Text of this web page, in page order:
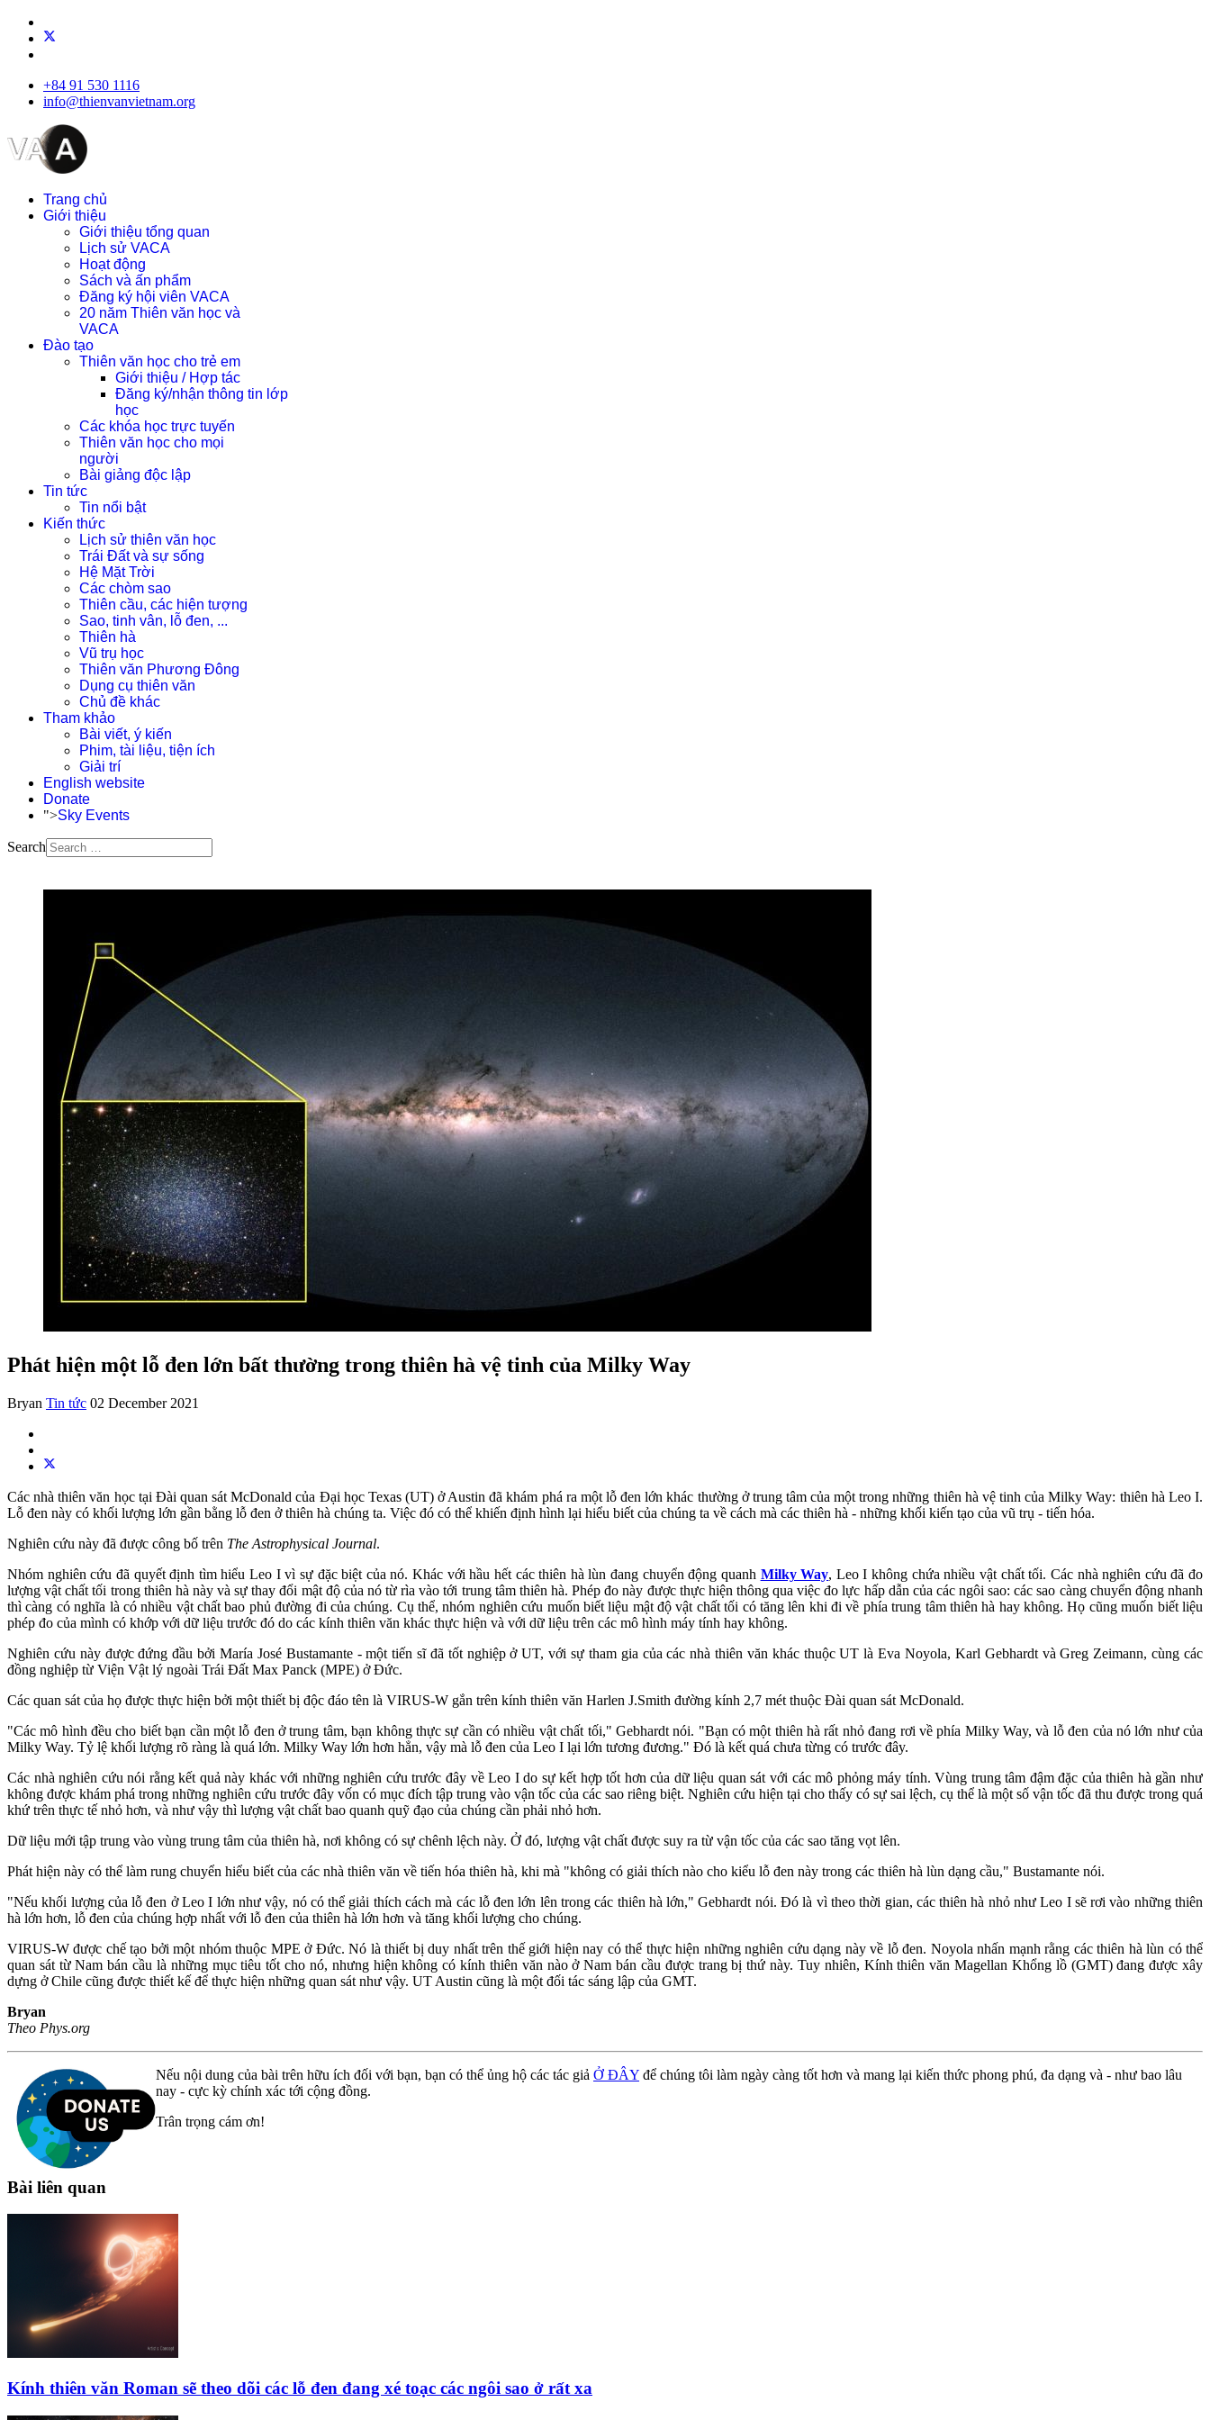
+84 91 530 1116
info@thienvanvietnam.org
Trang chủ
Giới thiệu
Giới thiệu tổng quan
Lịch sử VACA
Hoạt động
Sách và ấn phẩm
Đăng ký hội viên VACA
20 năm Thiên văn học và
VACA
Đào tạo
Thiên văn học cho trẻ em
Giới thiệu / Hợp tác
Đăng ký/nhận thông tin lớp
học
Các khóa học trực tuyến
Thiên văn học cho mọi
người
Bài giảng độc lập
Tin tức
Tin nổi bật
Kiến thức
Lịch sử thiên văn học
Trái Đất và sự sống
Hệ Mặt Trời
Các chòm sao
Thiên cầu, các hiện tượng
Sao, tinh vân, lỗ đen, ...
Thiên hà
Vũ trụ học
Thiên văn Phương Đông
Dụng cụ thiên văn
Chủ đề khác
Tham khảo
Bài viết, ý kiến
Phim, tài liệu, tiện ích
Giải trí
English website
Donate
">Sky Events
Search
Phát hiện một lỗ đen lớn bất thường trong thiên hà vệ tinh của Milky Way
Bryan Tin tức 02 December 2021
Các nhà thiên văn học tại Đài quan sát McDonald của Đại học Texas (UT) ở Austin đã khám phá ra một lỗ đen lớn khác thường ở trung tâm của một trong những thiên hà vệ tinh của Milky Way: thiên hà Leo I.
Lỗ đen này có khối lượng lớn gần bằng lỗ đen ở thiên hà chúng ta. Việc đó có thể khiến định hình lại hiểu biết của chúng ta về cách mà các thiên hà - những khối kiến tạo của vũ trụ - tiến hóa.
Nghiên cứu này đã được công bố trên The Astrophysical Journal.
Nhóm nghiên cứu đã quyết định tìm hiểu Leo I vì sự đặc biệt của nó. Khác với hầu hết các thiên hà lùn đang chuyển động quanh Milky Way, Leo I không chứa nhiều vật chất tối. Các nhà nghiên cứu đã đo
lượng vật chất tối trong thiên hà này và sự thay đổi mật độ của nó từ rìa vào tới trung tâm thiên hà. Phép đo này được thực hiện thông qua việc đo lực hấp dẫn của các ngôi sao: các sao càng chuyển động nhanh
thì càng có nghĩa là có nhiều vật chất bao phủ đường đi của chúng. Cụ thể, nhóm nghiên cứu muốn biết liệu mật độ vật chất tối có tăng lên khi đi về phía trung tâm thiên hà hay không. Họ cũng muốn biết liệu
phép đo của mình có khớp với dữ liệu trước đó do các kính thiên văn khác thực hiện và với dữ liệu trên các mô hình máy tính hay không.
Nghiên cứu này được đứng đầu bởi María José Bustamante - một tiến sĩ đã tốt nghiệp ở UT, với sự tham gia của các nhà thiên văn khác thuộc UT là Eva Noyola, Karl Gebhardt và Greg Zeimann, cùng các
đồng nghiệp từ Viện Vật lý ngoài Trái Đất Max Panck (MPE) ở Đức.
Các quan sát của họ được thực hiện bởi một thiết bị độc đáo tên là VIRUS-W gắn trên kính thiên văn Harlen J.Smith đường kính 2,7 mét thuộc Đài quan sát McDonald.
"Các mô hình đều cho biết bạn cần một lỗ đen ở trung tâm, bạn không thực sự cần có nhiều vật chất tối," Gebhardt nói. "Bạn có một thiên hà rất nhỏ đang rơi về phía Milky Way, và lỗ đen của nó lớn như của
Milky Way. Tỷ lệ khối lượng rõ ràng là quá lớn. Milky Way lớn hơn hẳn, vậy mà lỗ đen của Leo I lại lớn tương đương." Đó là kết quá chưa từng có trước đây.
Các nhà nghiên cứu nói rằng kết quả này khác với những nghiên cứu trước đây về Leo I do sự kết hợp tốt hơn của dữ liệu quan sát với các mô phỏng máy tính. Vùng trung tâm đậm đặc của thiên hà gần như
không được khám phá trong những nghiên cứu trước đây vốn có mục đích tập trung vào vận tốc của các sao riêng biệt. Nghiên cứu hiện tại cho thấy có sự sai lệch, cụ thể là một số vận tốc đã thu được trong quá
khứ trên thực tế nhỏ hơn, và như vậy thì lượng vật chất bao quanh quỹ đạo của chúng cần phải nhỏ hơn.
Dữ liệu mới tập trung vào vùng trung tâm của thiên hà, nơi không có sự chênh lệch này. Ở đó, lượng vật chất được suy ra từ vận tốc của các sao tăng vọt lên.
Phát hiện này có thể làm rung chuyển hiểu biết của các nhà thiên văn về tiến hóa thiên hà, khi mà "không có giải thích nào cho kiểu lỗ đen này trong các thiên hà lùn dạng cầu," Bustamante nói.
"Nếu khối lượng của lỗ đen ở Leo I lớn như vậy, nó có thể giải thích cách mà các lỗ đen lớn lên trong các thiên hà lớn," Gebhardt nói. Đó là vì theo thời gian, các thiên hà nhỏ như Leo I sẽ rơi vào những thiên
hà lớn hơn, lỗ đen của chúng hợp nhất với lỗ đen của thiên hà lớn hơn và tăng khối lượng cho chúng.
VIRUS-W được chế tạo bởi một nhóm thuộc MPE ở Đức. Nó là thiết bị duy nhất trên thế giới hiện nay có thể thực hiện những nghiên cứu dạng này về lỗ đen. Noyola nhấn mạnh rằng các thiên hà lùn có thể
quan sát từ Nam bán cầu là những mục tiêu tốt cho nó, nhưng hiện không có kính thiên văn nào ở Nam bán cầu được trang bị thứ này. Tuy nhiên, Kính thiên văn Magellan Khổng lồ (GMT) đang được xây
dựng ở Chile cũng được thiết kế để thực hiện những quan sát như vậy. UT Austin cũng là một đối tác sáng lập của GMT.
Bryan
Theo Phys.org
Nếu nội dung của bài trên hữu ích đối với bạn, bạn có thể ủng hộ các tác giả Ở ĐÂY để chúng tôi làm ngày càng tốt hơn và mang lại kiến thức phong phú, đa dạng và - như bao lâu
nay - cực kỳ chính xác tới cộng đồng.
Trân trọng cám ơn!
Bài liên quan
Kính thiên văn Roman sẽ theo dõi các lỗ đen đang xé toạc các ngôi sao ở rất xa